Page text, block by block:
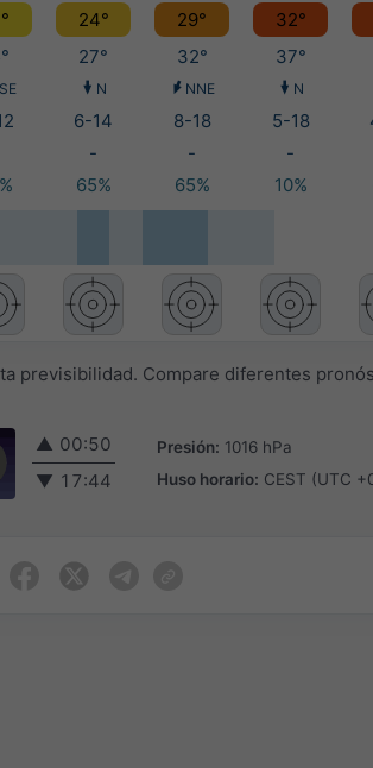
24° 29° 32°
27° 32° 37°
N NNE N
6-14 8-18 5-18
- - -
65% 65% 10%
previsibilidad. Compare diferentes
▲ 00:50
▼ 17:44
Presión: 1016 hPa
Huso horario: CEST (UTC